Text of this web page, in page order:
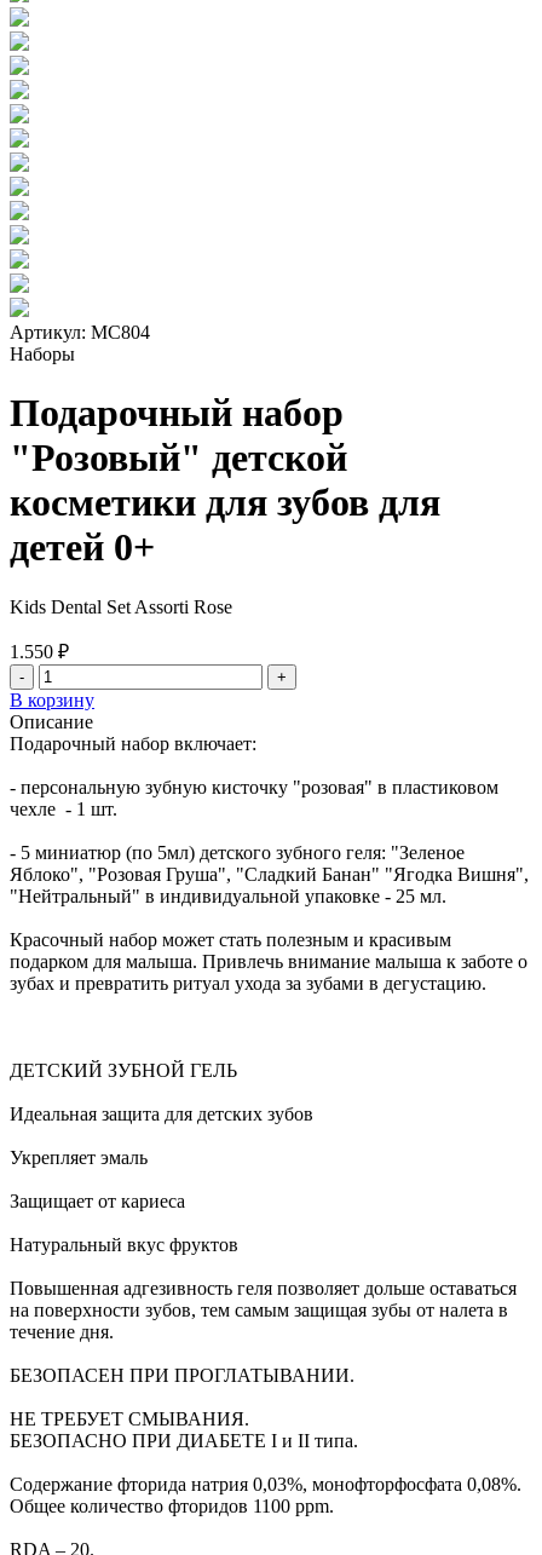
Артикул: МС804
Наборы
Подарочный набор
"Розовый" детской
косметики для зубов для
детей 0+
Kids Dental Set Assorti Rose
1.550 ₽
- +
В корзину
Описание
Подарочный набор включает:
- персональную зубную кисточку "розовая" в пластиковом
чехле - 1 шт.
- 5 миниатюр (по 5мл) детского зубного геля: "Зеленое
Яблоко", "Розовая Груша", "Сладкий Банан" "Ягодка Вишня",
"Нейтральный" в индивидуальной упаковке - 25 мл.
Красочный набор может стать полезным и красивым
подарком для малыша. Привлечь внимание малыша к заботе о
зубах и превратить ритуал ухода за зубами в дегустацию.
ДЕТСКИЙ ЗУБНОЙ ГЕЛЬ
Идеальная защита для детских зубов
Укрепляет эмаль
Защищает от кариеса
Натуральный вкус фруктов
Повышенная адгезивность геля позволяет дольше оставаться
на поверхности зубов, тем самым защищая зубы от налета в
течение дня.
БЕЗОПАСЕН ПРИ ПРОГЛАТЫВАНИИ.
НЕ ТРЕБУЕТ СМЫВАНИЯ.
БЕЗОПАСНО ПРИ ДИАБЕТЕ I и II типа.
Содержание фторида натрия 0,03%, монофторфосфата 0,08%.
Общее количество фторидов 1100 ppm.
RDA – 20.